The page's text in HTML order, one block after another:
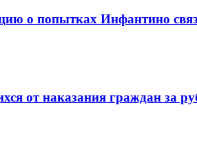
о попытках Инфантино
от наказания граждан за